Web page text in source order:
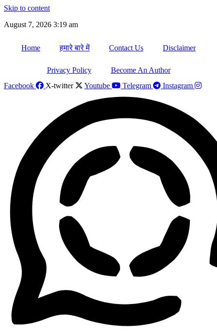
Skip to content
August 7, 2026 3:19 am
Home हमारे बारे में Contact Us Disclaimer
Privacy Policy
Become An Author
Facebook
X-twitter Youtube Telegram Instagram